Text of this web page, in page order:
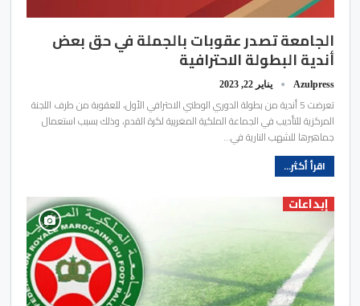
الجامعة تصدر عقوبات بالجملة في حق بعض
أندية البطولة الاحترافية
Azulpress يناير 22, 2023
تعرضت 5 أندية من بطولة الدوري الوطني الاحترافي الأول، للعقوبة من طرف اللجنة
المركزية للتأديب في الجماعة الملكية المغربية لكرة القدم، وذلك بسبب استعمال
جماهيرها للشهب النارية في…
اقرأ أكثر...
إبداعات